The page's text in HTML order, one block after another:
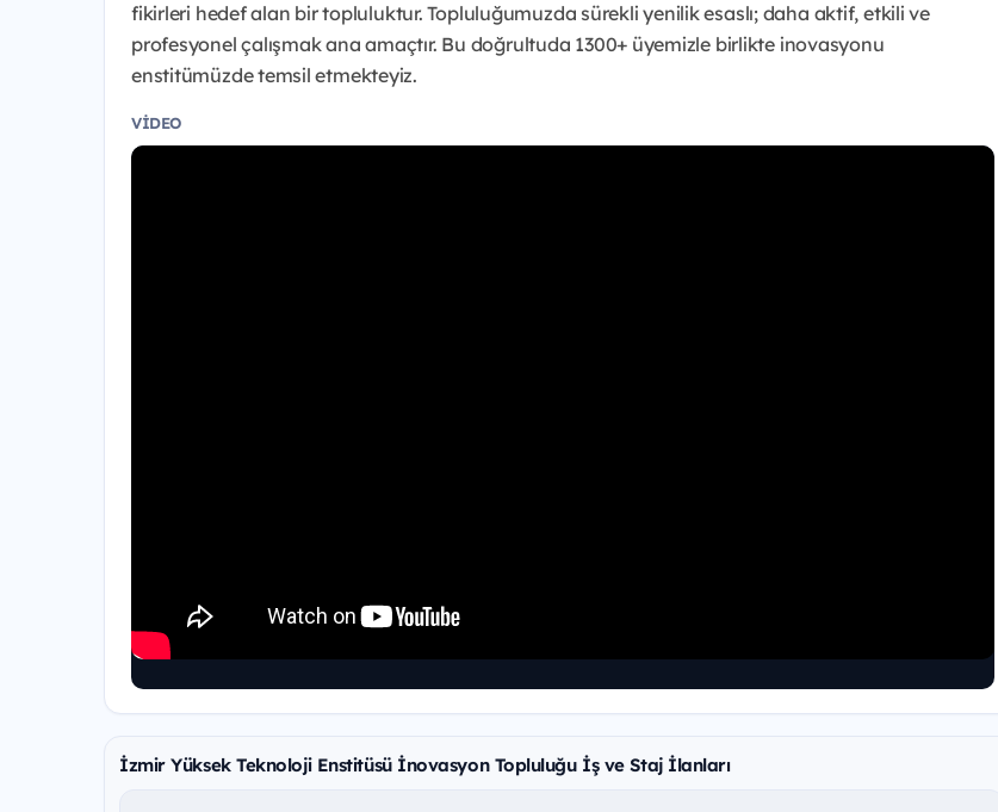
fikirleri hedef alan bir topluluktur. Topluluğumuzda sürekli yenilik esaslı; daha aktif, etkili ve
profesyonel çalışmak ana amaçtır. Bu doğrultuda 1300+ üyemizle birlikte inovasyonu
enstitümüzde temsil etmekteyiz.
VIDEO
İzmir Yüksek Teknoloji Enstitüsü İnovasyon Topluluğu İş ve Staj İlanları